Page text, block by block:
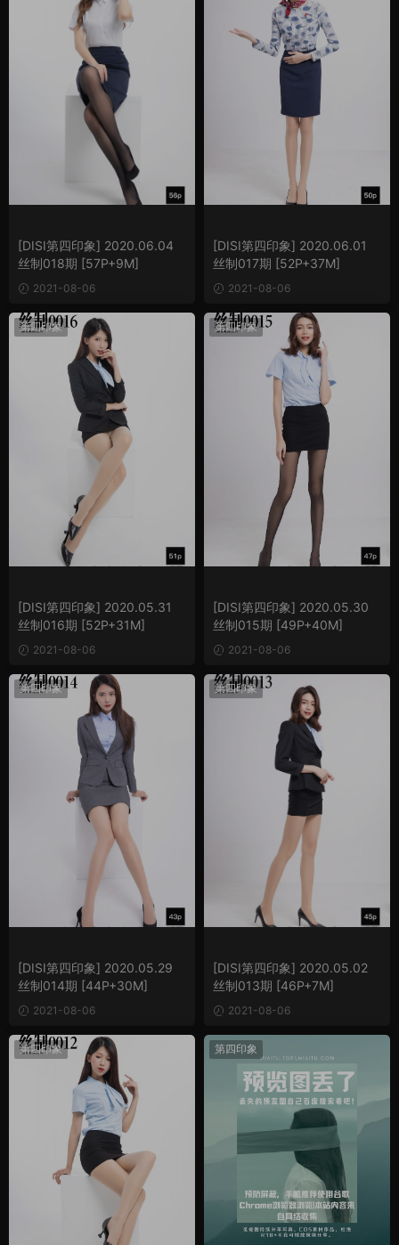
[DISI第四印象] 2020.06.04
丝制018期 [57P+9M]
2021-08-06
[DISI第四印象] 2020.06.01
丝制017期 [52P+37M]
2021-08-06
第四印象
[DISI第四印象] 2020.05.31
丝制016期 [52P+31M]
2021-08-06
第四印象
[DISI第四印象] 2020.05.30
丝制015期 [49P+40M]
2021-08-06
第四印象
[DISI第四印象] 2020.05.29
丝制014期 [44P+30M]
2021-08-06
第四印象
[DISI第四印象] 2020.05.02
丝制013期 [46P+7M]
2021-08-06
第四印象 第四印象